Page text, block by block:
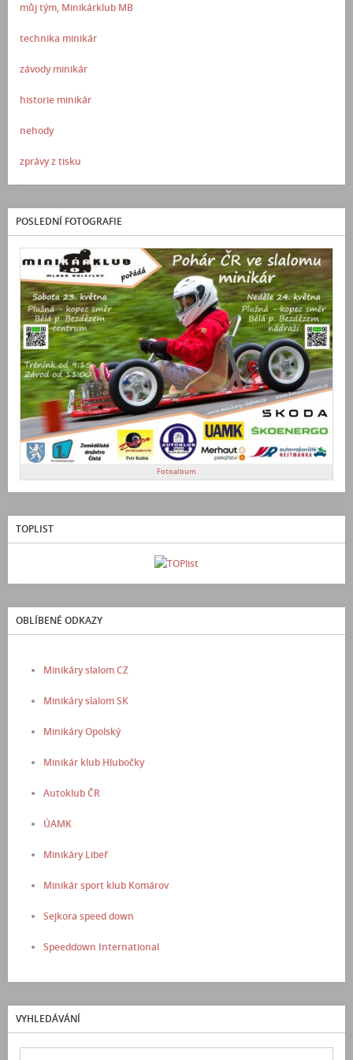
můj tým, Minikárklub MB
technika minikár
závody minikár
historie minikár
nehody
zprávy z tisku
POSLEDNÍ FOTOGRAFIE
Fotoalbum
TOPLIST
OBLÍBENÉ ODKAZY
Minikáry slalom CZ
Minikáry slalom SK
Minikáry Opolský
Minikár klub Hlubočky
Autoklub ČR
ÚAMK
Minikáry Libeř
Minikár sport klub Komárov
Sejkora speed down
Speeddown International
VYHLEDÁVÁNÍ